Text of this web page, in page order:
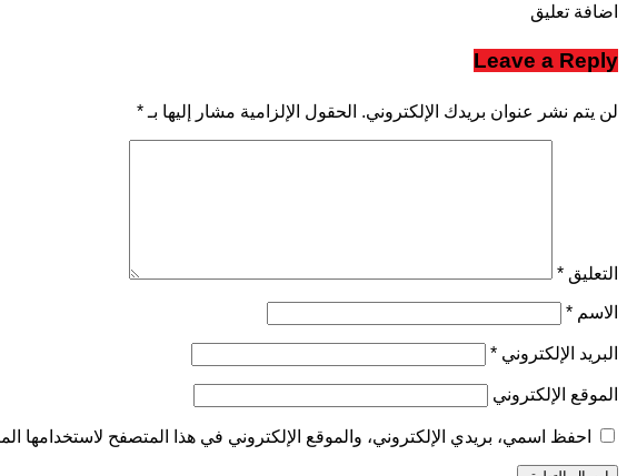
اضافة تعليق
Leave a Reply
لن يتم نشر عنوان بريدك الإلكتروني. الحقول الإلزامية مشار إليها بـ *
التعليق *
الاسم *
البريد الإلكتروني *
الموقع الإلكتروني
احفظ اسمي، بريدي الإلكتروني، والموقع الإلكتروني في هذا المتصفح لاستخدامها